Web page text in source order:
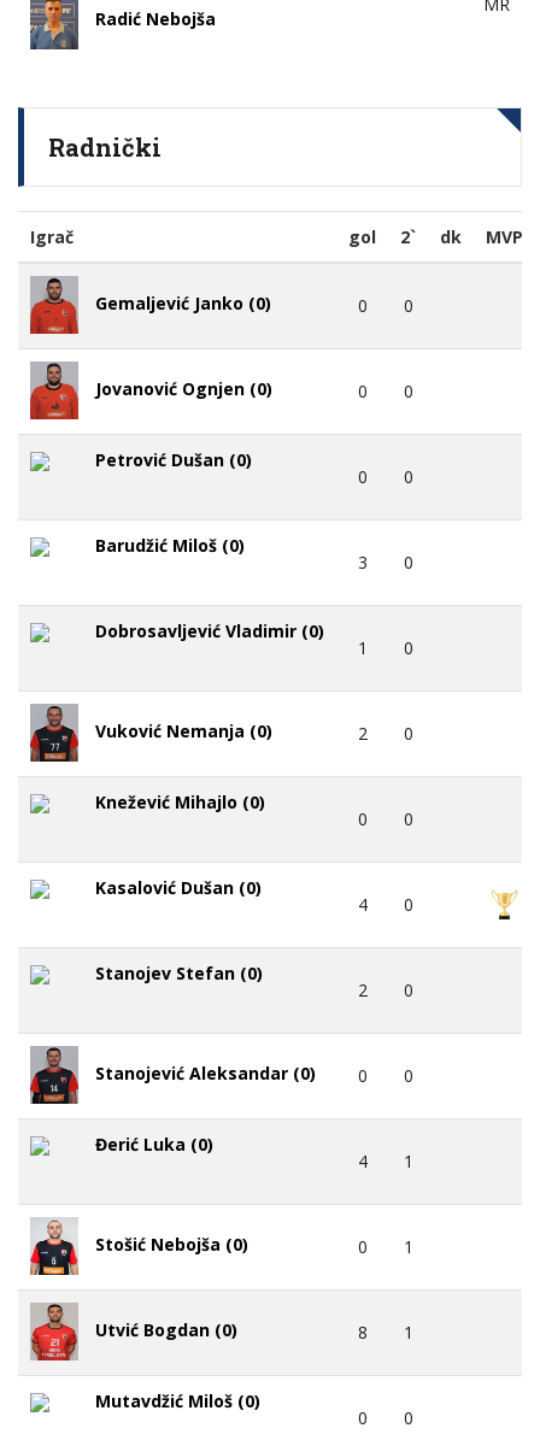
Radić Nebojša
Radnički
Igrač gol 2` dk MVP
Gemaljević Janko (0) 0 0
Jovanović Ognjen (0) 0 0
Petrović Dušan (0)
0 0
Barudžić Miloš (0)
3 0
Dobrosavljević Vladimir (0)
1 0
Vuković Nemanja (0) 2 0
Knežević Mihajlo (0)
0 0
Kasalović Dušan (0)
4 0
Stanojev Stefan (0)
2 0
Stanojević Aleksandar (0) 0 0
Đerić Luka (0)
4 1
Stošić Nebojša (0) 0 1
Utvić Bogdan (0) 8 1
Mutavdžić Miloš (0)
0 0